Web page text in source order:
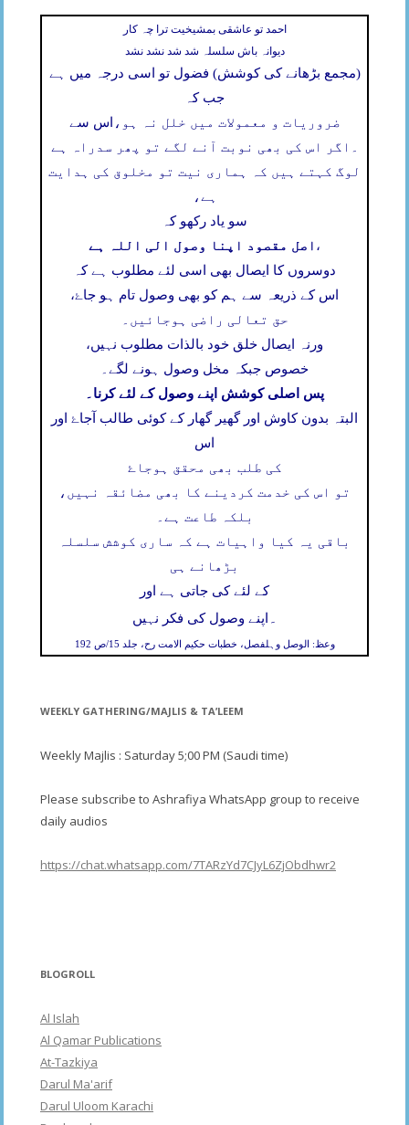
احمد تو عاشقی بمشیخیت ترا چہ کار
دیوانہ باش سلسلہ شد شد نشد نشد
(مجمع بڑھانے کی کوشش) فضول تو اسی درجہ میں ہے
جب کہ
اس سے ضروریات و معمولات میں خلل نہ ہو،
اگر اس کی بھی نوبت آنے لگے تو پھر سدراہ ہے
لوگ کہتے ہیں کہ ہماری نیت تو مخلوق کی ہدایت
ہے،
سو یاد رکھو کہ
اصل مقصود اپنا وصول الی اللہ ہے ،
دوسروں کا ایصال بھی اسی لئے مطلوب ہے کہ
اس کے ذریعہ سے ہم کو بھی وصول تام ہو جاۓ،
حق تعالی راضی ہوجائیں۔
ورنہ ایصال خلق خود بالذات مطلوب نہیں،
خصوص جبکہ مخل وصول ہونے لگے۔
پس اصلی کوشش اپنے وصول کے لئے کرنا۔
البتہ بدون کاوش اور گھیر گھار کے کوئی طالب آجاۓ اور
اس
کی طلب بھی محقق ہوجاۓ
تو اس کی خدمت کردینے کا بھی مضائقہ نہیں،
بلکہ طاعت ہے۔
باقی یہ کیا واہیات ہے کہ ساری کوشش سلسلہ
بڑھانے ہی
کے لئے کی جاتی ہے اور
اپنے وصول کی فکر نہیں ۔
وعظ: الوصل وہلفصل، خطبات حکیم الامت رح، جلد 15/ص 192
WEEKLY GATHERING/MAJLIS & TA’LEEM
Weekly Majlis : Saturday 5;00 PM (Saudi time)
Please subscribe to Ashrafiya WhatsApp group to receive
daily audios
https://chat.whatsapp.com/7TARzYd7CJyL6ZjObdhwr2
BLOGROLL
Al Islah
Al Qamar Publications
At-Tazkiya
Darul Ma'arif
Darul Uloom Karachi